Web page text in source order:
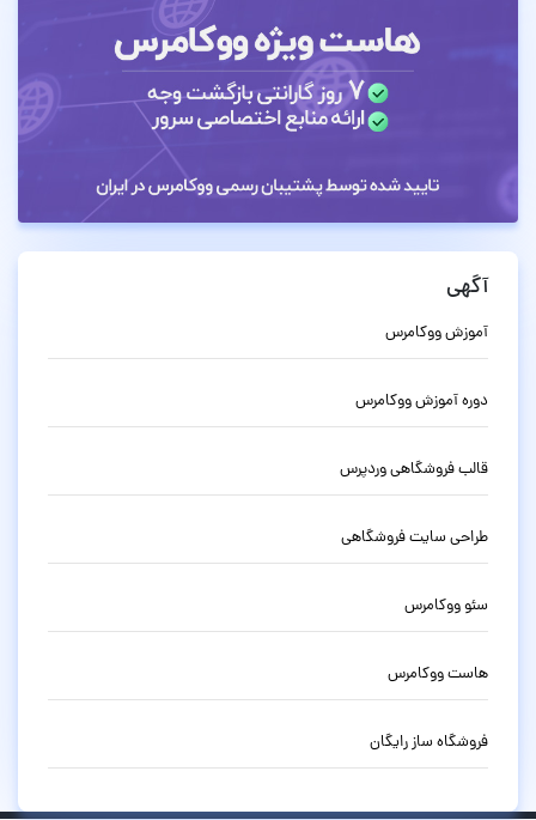
آگهی
آموزش ووکامرس
دوره آموزش ووکامرس
قالب فروشگاهی وردپرس
طراحی سایت فروشگاهی
سئو ووکامرس
هاست ووکامرس
فروشگاه ساز رایگان